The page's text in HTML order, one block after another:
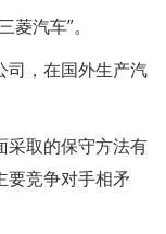
汽车”。
司，在国外生产汽
采取的保守方法有
要竞争对手相矛